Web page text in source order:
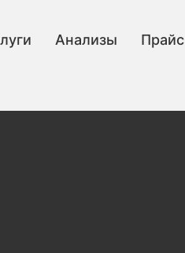
Анализы Прайс